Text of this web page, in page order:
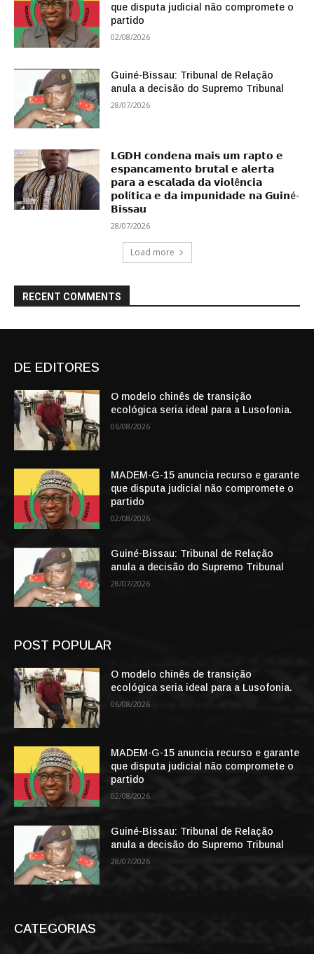
que disputa judicial não compromete o
partido
02/08/2026
Guiné-Bissau: Tribunal de Relação
anula a decisão do Supremo Tribunal
28/07/2026
𝗟𝗚𝗗𝗛 𝗰𝗼𝗻𝗱𝗲𝗻𝗮 𝗺𝗮𝗶𝘀 𝘂𝗺 𝗿𝗮𝗽𝘁𝗼 𝗲
𝗲𝘀𝗽𝗮𝗻𝗰𝗮𝗺𝗲𝗻𝘁𝗼 𝗯𝗿𝘂𝘁𝗮𝗹 𝗲 𝗮𝗹𝗲𝗿𝘁𝗮
𝗽𝗮𝗿𝗮 𝗮 𝗲𝘀𝗰𝗮𝗹𝗮𝗱𝗮 𝗱𝗮 𝘃𝗶𝗼𝗹ê𝗻𝗰𝗶𝗮
𝗽𝗼𝗹í𝘁𝗶𝗰𝗮 𝗲 𝗱𝗮 𝗶𝗺𝗽𝘂𝗻𝗶𝗱𝗮𝗱𝗲 𝗻𝗮 𝗚𝘂𝗶𝗻é-
𝗕𝗶𝘀𝘀𝗮𝘂
28/07/2026
Load more
RECENT COMMENTS
DE EDITORES
O modelo chinês de transição
ecológica seria ideal para a Lusofonia.
06/08/2026
MADEM-G-15 anuncia recurso e garante
que disputa judicial não compromete o
partido
02/08/2026
Guiné-Bissau: Tribunal de Relação
anula a decisão do Supremo Tribunal
28/07/2026
POST POPULAR
O modelo chinês de transição
ecológica seria ideal para a Lusofonia.
06/08/2026
MADEM-G-15 anuncia recurso e garante
que disputa judicial não compromete o
partido
02/08/2026
Guiné-Bissau: Tribunal de Relação
anula a decisão do Supremo Tribunal
28/07/2026
CATEGORIAS